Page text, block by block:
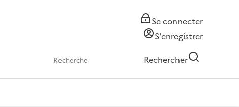
Se connecter
S'enregistrer
Rechercher